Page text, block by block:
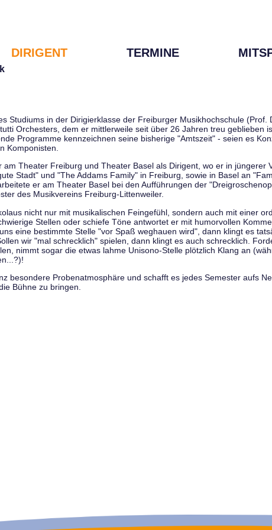
DIRIGENT TERMINE
Studiums in der Dirigierklasse der Freiburger Musikhochschule (Prof.
Orchesters, dem er mittlerweile seit über 26 Jahren treu geblieben
Programme kennzeichnen seine bisherige "Amtszeit" - seien es
Komponisten.
Theater Freiburg und Theater Basel als Dirigent, wo er in jüngerer
Stadt" und "The Addams Family" in Freiburg, sowie in Basel an
er am Theater Basel bei den Aufführungen der
des Musikvereins Freiburg-Littenweiler.
nicht nur mit musikalischen Feingefühl, sondern auch mit einer
Stellen oder schiefe Töne antwortet er mit humorvollen
eine bestimmte Stelle "vor Spaß weghauen wird", dann klingt es
wir "mal schrecklich" spielen, dann klingt es auch schrecklich.
nimmt sogar die etwas lahme Unisono-Stelle plötzlich Klang an
besondere Probenatmosphäre und schafft es jedes Semester aufs
Bühne zu bringen.